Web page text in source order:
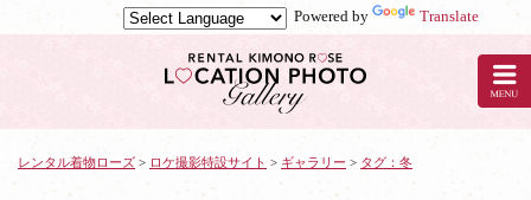
Powered by
Translate
ロ
レンタル着物ローズ > ロケ撮影特設サイト > ギャラリー > タグ：冬